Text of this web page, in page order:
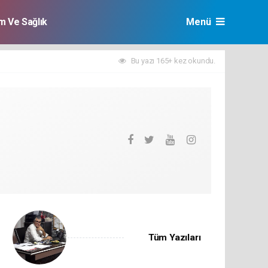
Ve Sağlık Menü
Bu yazı 165+ kez okundu.
Tüm Yazıları